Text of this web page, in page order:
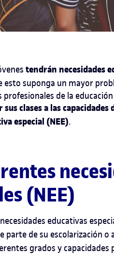
tendrán necesidades
esto suponga un mayor
de la
sus clases a las capacidades
especial (NEE).
(NEE)
educativas
parte de su escolarización o
grados y capacidades